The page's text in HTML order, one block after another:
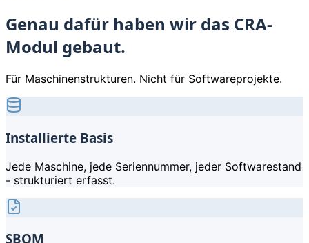
Genau dafür haben wir das CRA-
Modul gebaut.
Für Maschinenstrukturen. Nicht für Softwareprojekte.
Installierte Basis
Jede Maschine, jede Seriennummer, jeder Softwarestand
- strukturiert erfasst.
SBOM